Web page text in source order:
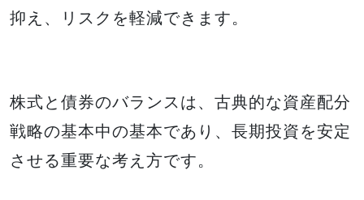
抑え、リスクを軽減できます。
株式と債券のバランスは、古典的な資産配分
戦略の基本中の基本であり、長期投資を安定
させる重要な考え方です。